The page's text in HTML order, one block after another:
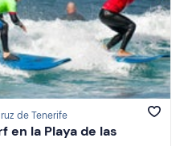
de Tenerife
en la Playa de las